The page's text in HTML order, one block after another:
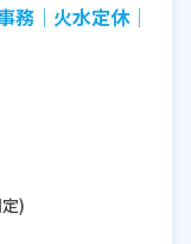
務│火水定休│
)